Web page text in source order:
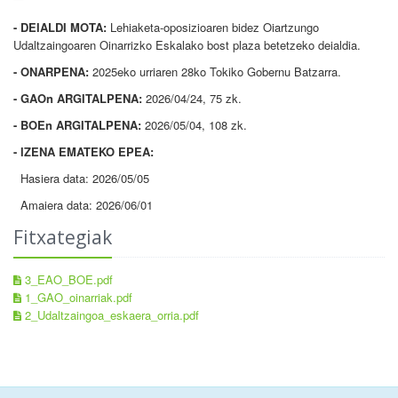
- DEIALDI MOTA: Lehiaketa-oposizioaren bidez Oiartzungo
Udaltzaingoaren Oinarrizko Eskalako bost plaza betetzeko deialdia.
- ONARPENA: 2025eko urriaren 28ko Tokiko Gobernu Batzarra.
- GAOn ARGITALPENA: 2026/04/24, 75 zk.
- BOEn ARGITALPENA: 2026/05/04, 108 zk.
- IZENA EMATEKO EPEA:
Hasiera data: 2026/05/05
Amaiera data: 2026/06/01
Fitxategiak
3_EAO_BOE.pdf
1_GAO_oinarriak.pdf
2_Udaltzaingoa_eskaera_orria.pdf